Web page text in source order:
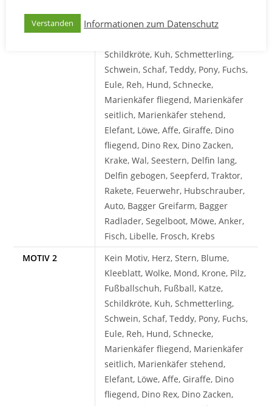
Kleeblatt, Wolke, Mond, Krone, Pilz,
Schildkröte, Kuh, Schmetterling,
Schwein, Schaf, Teddy, Pony, Fuchs,
Eule, Reh, Hund, Schnecke,
Marienkäfer fliegend, Marienkäfer
seitlich, Marienkäfer stehend,
Elefant, Löwe, Affe, Giraffe, Dino
fliegend, Dino Rex, Dino Zacken,
Krake, Wal, Seestern, Delfin lang,
Delfin gebogen, Seepferd, Traktor,
Rakete, Feuerwehr, Hubschrauber,
Auto, Bagger Greifarm, Bagger
Radlader, Segelboot, Möwe, Anker,
Fisch, Libelle, Frosch, Krebs
MOTIV 2
Kein Motiv, Herz, Stern, Blume,
Kleeblatt, Wolke, Mond, Krone, Pilz,
Fußballschuh, Fußball, Katze,
Schildkröte, Kuh, Schmetterling,
Schwein, Schaf, Teddy, Pony, Fuchs,
Eule, Reh, Hund, Schnecke,
Marienkäfer fliegend, Marienkäfer
seitlich, Marienkäfer stehend,
Elefant, Löwe, Affe, Giraffe, Dino
fliegend, Dino Rex, Dino Zacken,
Verstanden Informationen zum Datenschutz